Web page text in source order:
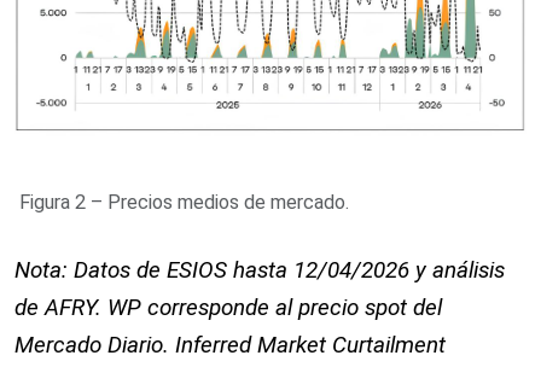
Figura 2 – Precios medios de mercado.
Nota: Datos de ESIOS hasta 12/04/2026 y análisis
de AFRY. WP corresponde al precio spot del
Mercado Diario. Inferred Market Curtailment